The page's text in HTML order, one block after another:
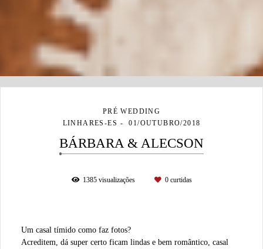
PRÉ WEDDING
LINHARES-ES
01/OUTUBRO/2018
BÁRBARA & ALECSON
1385visualizações 0curtidas
Um casal tímido como faz fotos?
Acreditem, dá super certo ficam lindas e bem romântico, casal